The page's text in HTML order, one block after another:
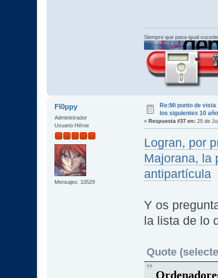
Siempre que pasa igual
Fl0ppy
Administrador
Usuario Héroe
Mensajes: 10529
Re:Mi punto de
los siguientes 10
« Respuesta #37 en: 25 de
Logran, por
Majorana, la
antipartícula
Y os
la lista de lo
Quote